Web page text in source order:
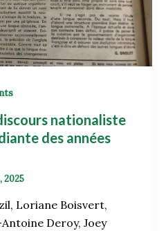
nationaliste
des années
2025
Loriane Boisvert,
Deroy, Joey